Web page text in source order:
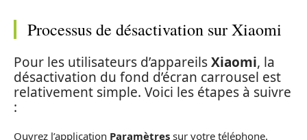
Processus de désactivation sur Xiaomi
Pour les utilisateurs d’appareilsXiaomi, la
désactivation du fond d’écran carrousel est
relativement simple. Voici les étapes à suivre
:
Ouvrez l’application Paramètres sur votre téléphone.